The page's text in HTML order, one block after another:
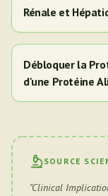
Rénale et
Débloquer la
d'une Protéine
Cela Signifie
SOURCE
"Clinical